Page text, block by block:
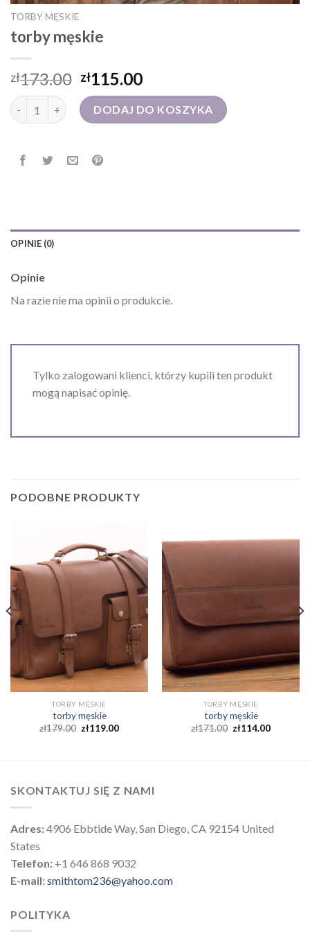
TORBY MĘSKIE
torby męskie
zł173.00 zł115.00
ilość torby męskie DODAJ DO KOSZYKA
OPINIE (0)
Opinie
Na razie nie ma opinii o produkcie.
Tylko zalogowani klienci, którzy kupili ten produkt
mogą napisać opinię.
PODOBNE PRODUKTY
TORBY MĘSKIE
torby męskie
zł179.00 zł119.00
TORBY MĘSKIE
torby męskie
zł171.00 zł114.00
SKONTAKTUJ SIĘ Z NAMI
Adres:4906 Ebbtide Way, San Diego, CA 92154 United
States
Telefon: +1 646 868 9032
E-mail:smithtom236@yahoo.com
POLITYKA